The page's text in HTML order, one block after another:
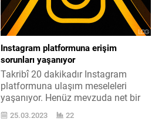
sınaması için faal edilen iOS...
Instagram platformuna erişim
sorunları yaşanıyor
Takribî 20 dakikadır Instagram
platformuna ulaşım meseleleri
yaşanıyor. Henüz mevzuda net bir
açıklama bulunmuyor. 20:22 – Bu
mesele Türkiye yanında öbür
25.03.2023 22